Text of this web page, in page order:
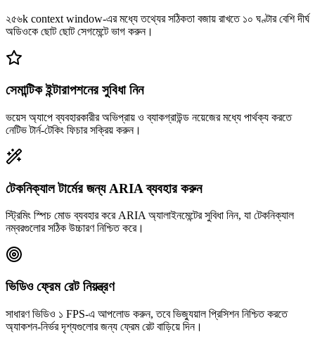
২৫৬k context window-এর মধ্যে তথ্যের সঠিকতা বজায় রাখতে ১০ ঘণ্টার বেশি দীর্ঘ
অডিওকে ছোট ছোট সেগমেন্টে ভাগ করুন।
সেমান্টিক ইন্টারাপশনের সুবিধা নিন
ভয়েস অ্যাপে ব্যবহারকারীর অভিপ্রায় ও ব্যাকগ্রাউন্ড নয়েজের মধ্যে পার্থক্য করতে
নেটিভ টার্ন-টেকিং ফিচার সক্রিয় করুন।
টেকনিক্যাল টার্মের জন্য ARIA ব্যবহার করুন
স্ট্রিমিং স্পিচ মোড ব্যবহার করে ARIA অ্যালাইনমেন্টের সুবিধা নিন, যা টেকনিক্যাল
নম্বরগুলোর সঠিক উচ্চারণ নিশ্চিত করে।
ভিডিও ফ্রেম রেট নিয়ন্ত্রণ
সাধারণ ভিডিও ১ FPS-এ আপলোড করুন, তবে ভিজ্যুয়াল প্রিসিশন নিশ্চিত করতে
অ্যাকশন-নির্ভর দৃশ্যগুলোর জন্য ফ্রেম রেট বাড়িয়ে দিন।